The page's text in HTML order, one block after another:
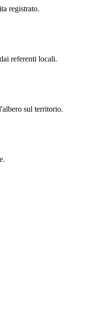
registrato.
referenti locali.
sul territorio.